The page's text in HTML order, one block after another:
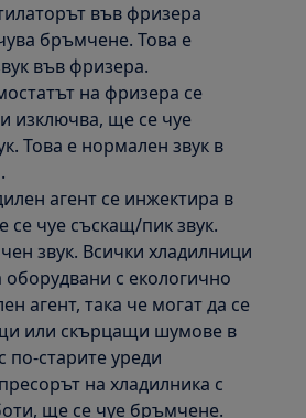
във фризера
бръмчене. Това е
във фризера.
на фризера се
изключва, ще се чуе
Това е нормален звук в
агент се инжектира в
се чуе съскащ/пик звук.
звук. Всички хладилници
оборудвани с екологично
агент, така че могат да се
или скърцащи шумове в
по-старите уреди
на хладилника с
ще се чуе бръмчене.